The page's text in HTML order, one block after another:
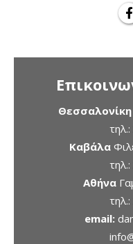
Θεσσαλονίκη
τηλ.:
Καβάλα
τηλ.:
Αθήνα
τηλ.:
email: